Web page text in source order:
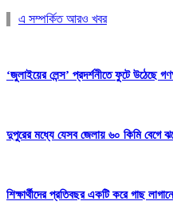
এ সম্পর্কিত আরও খবর
‘জুলাইয়ের লেন্স’ প্রদর্শনীতে ফুটে উঠেছে
দুপুরের মধ্যে যেসব জেলায় ৬০ কিমি বেগে
শিক্ষার্থীদের প্রতিবছর একটি করে গাছ